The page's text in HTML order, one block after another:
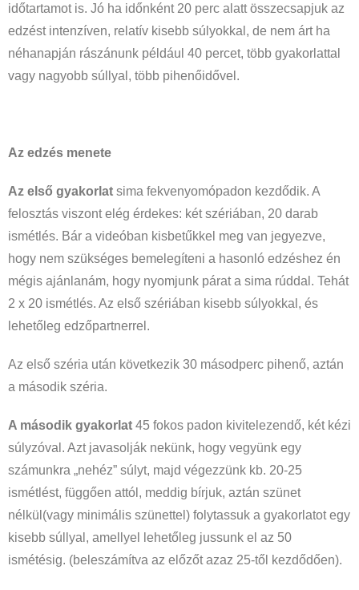
időtartamot is. Jó ha időnként 20 perc alatt összecsapjuk az
edzést intenzíven, relatív kisebb súlyokkal, de nem árt ha
néhanapján rászánunk például 40 percet, több gyakorlattal
vagy nagyobb súllyal, több pihenőidővel.
Az edzés menete
Az első gyakorlat sima fekvenyomópadon kezdődik. A
felosztás viszont elég érdekes: két szériában, 20 darab
ismétlés. Bár a videóban kisbetűkkel meg van jegyezve,
hogy nem szükséges bemelegíteni a hasonló edzéshez én
mégis ajánlanám, hogy nyomjunk párat a sima rúddal. Tehát
2 x 20 ismétlés. Az első szériában kisebb súlyokkal, és
lehetőleg edzőpartnerrel.
Az első széria után következik 30 másodperc pihenő, aztán
a második széria.
A második gyakorlat 45 fokos padon kivitelezendő, két kézi
súlyzóval. Azt javasolják nekünk, hogy vegyünk egy
számunkra „nehéz” súlyt, majd végezzünk kb. 20-25
ismétlést, függően attól, meddig bírjuk, aztán szünet
nélkül(vagy minimális szünettel) folytassuk a gyakorlatot egy
kisebb súllyal, amellyel lehetőleg jussunk el az 50
ismétésig. (beleszámítva az előzőt azaz 25-től kezdődően).